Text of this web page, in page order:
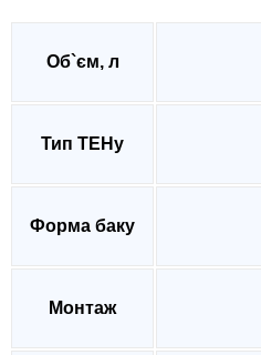
Об`єм, л
Тип ТЕНу
Форма баку
Монтаж